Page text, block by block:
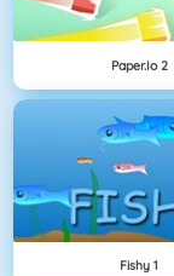
Paper.io 2
Fishy 1